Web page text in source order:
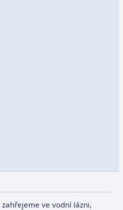
zahřejeme ve vodní lázni,